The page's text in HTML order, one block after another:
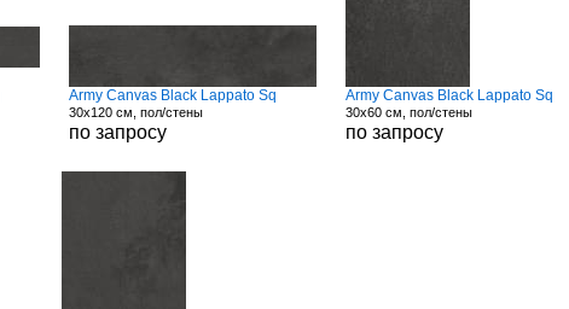
Army Canvas Black Lappato Sq
30x120 см, пол/стены
по запросу
Army Canvas Black Lappato Sq
30x60 см, пол/стены
по запросу